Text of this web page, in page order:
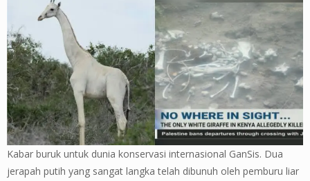
Kabar buruk untuk dunia konservasi internasional GanSis. Dua
jerapah putih yang sangat langka telah dibunuh oleh pemburu liar